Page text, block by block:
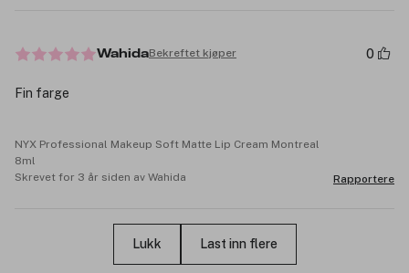
WahidaBekreftet kjøper 0
Fin farge
NYX Professional Makeup Soft Matte Lip Cream Montreal
8ml
Skrevet for 3 år siden av Wahida
Rapportere
Lukk Last inn flere